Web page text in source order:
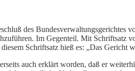
des Bundesverwaltungsgerichtes
Im Gegenteil. Mit
Schriftsatz hieß es: „Das
auch erklärt worden, daß er